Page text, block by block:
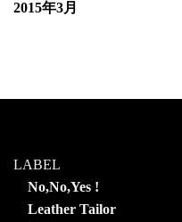
2015年3月
LABEL
No,No,Yes !
Leather Tailor